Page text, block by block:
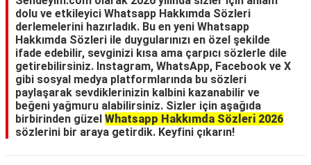
BLOG
dolu ve etkileyici Whatsapp Hakkımda Sözleri
derlemelerini hazırladık. Bu en yeni Whatsapp
Hakkımda Sözleri ile duygularınızı en özel şekilde
ifade edebilir, sevginizi kısa ama çarpıcı sözlerle dile
getirebilirsiniz. Instagram, WhatsApp, Facebook ve X
gibi sosyal medya platformlarında bu sözleri
paylaşarak sevdiklerinizin kalbini kazanabilir ve
beğeni yağmuru alabilirsiniz. Sizler için aşağıda
birbirinden güzel Whatsapp Hakkımda Sözleri 2026
sözlerini bir araya getirdik. Keyfini çıkarın!